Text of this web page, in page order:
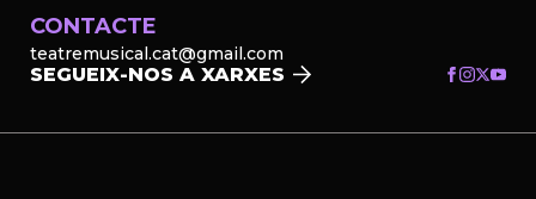
CONTACTE
teatremusical.cat@gmail.com
SEGUEIX-NOS A XARXES